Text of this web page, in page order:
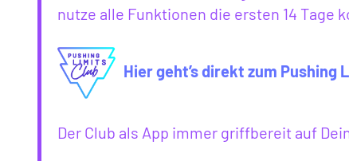
nutze alle Funktionen die ersten 14 Tage
Hier geht’s direkt zum Pushing
Der Club als App immer griffbereit auf